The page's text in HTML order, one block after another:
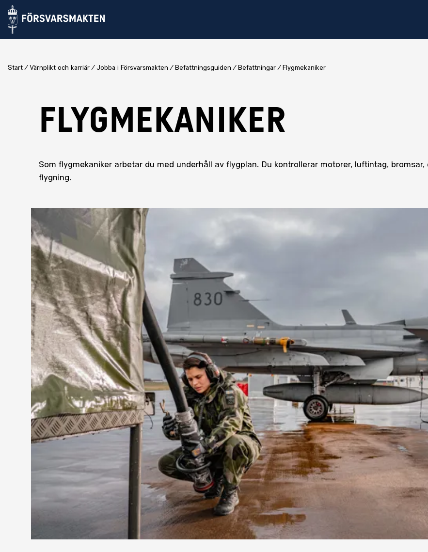
Start Värnplikt och karriär Jobba i Försvarsmakten Befattningsguiden Befattningar Flygmekaniker
FLYGMEKANIKER
Som flygmekaniker arbetar du med underhåll av flygplan. Du kontrollerar motorer, luftintag,
flygning.